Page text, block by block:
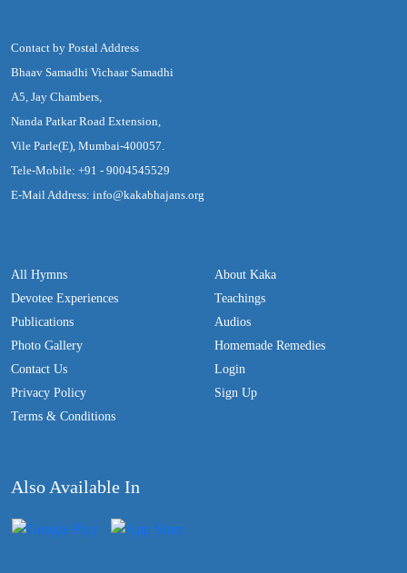
Contact by Postal Address
Bhaav Samadhi Vichaar Samadhi
A5, Jay Chambers,
Nanda Patkar Road Extension,
Vile Parle(E), Mumbai-400057.
Tele-Mobile: +91 - 9004545529
E-Mail Address: info@kakabhajans.org
All Hymns
Devotee Experiences
Publications
Photo Gallery
Contact Us
Privacy Policy
Terms & Conditions
About Kaka
Teachings
Audios
Homemade Remedies
Login
Sign Up
Also Available In